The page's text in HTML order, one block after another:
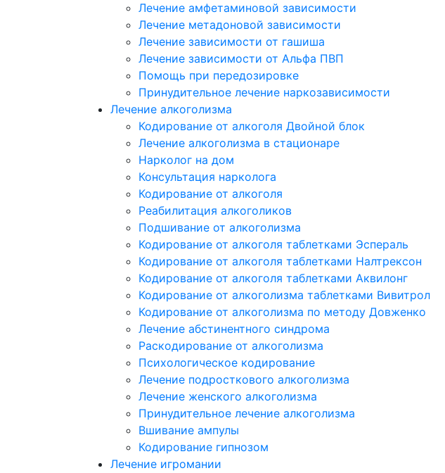
Лечение амфетаминовой зависимости
Лечение метадоновой зависимости
Лечение зависимости от гашиша
Лечение зависимости от Альфа ПВП
Помощь при передозировке
Принудительное лечение наркозависимости
Лечение алкоголизма
Кодирование от алкоголя Двойной блок
Лечение алкоголизма в стационаре
Нарколог на дом
Консультация нарколога
Кодирование от алкоголя
Реабилитация алкоголиков
Подшивание от алкоголизма
Кодирование от алкоголя таблетками Эспераль
Кодирование от алкоголя таблетками Налтрексон
Кодирование от алкоголя таблетками Аквилонг
Кодирование от алкоголизма таблетками Вивитрол
Кодирование от алкоголизма по методу Довженко
Лечение абстинентного синдрома
Раскодирование от алкоголизма
Психологическое кодирование
Лечение подросткового алкоголизма
Лечение женского алкоголизма
Принудительное лечение алкоголизма
Вшивание ампулы
Кодирование гипнозом
Лечение игромании